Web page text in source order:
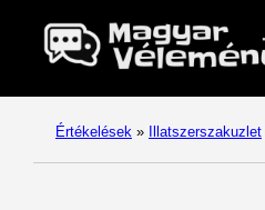
Értékelések » Illatszerszakuzlet